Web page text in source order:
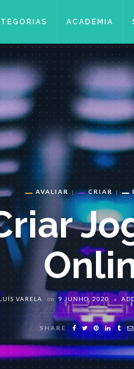
ACADEMIA
AVALIAR CRIAR
VARELA on 9 JUNHO, 2020
SHARE